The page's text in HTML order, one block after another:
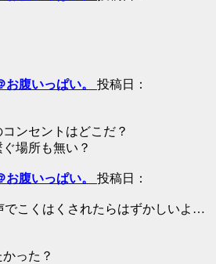
お腹いっぱい。 投稿日：
ンセントはどこだ？
場所も無い？
お腹いっぱい。 投稿日：
でこくはくされたらはずかしいよ…
った？